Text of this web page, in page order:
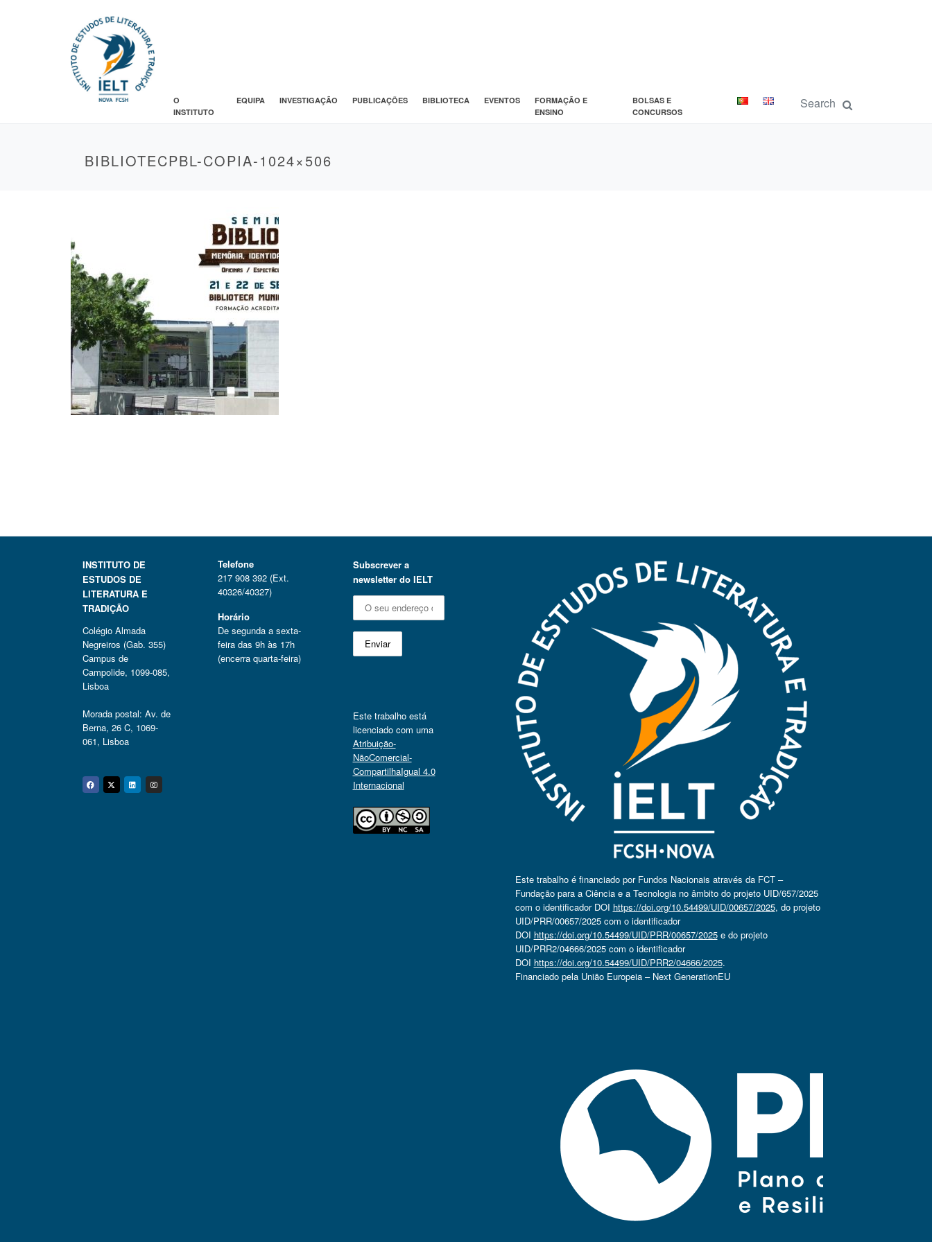
O
INSTITUTO
EQUIPA INVESTIGAÇÃO PUBLICAÇÕES BIBLIOTECA EVENTOS
FORMAÇÃO E
ENSINO
BOLSAS E
CONCURSOS
BIBLIOTECPBL-COPIA-1024×506
INSTITUTO DE
ESTUDOS DE
LITERATURA E
TRADIÇÃO
Colégio Almada
Negreiros (Gab. 355)
Campus de
Campolide, 1099-085,
Lisboa
Morada postal: Av. de
Berna, 26 C, 1069-
061, Lisboa
Facebook
Twitter
Linkedin
Instagram
Telefone
217 908 392 (Ext.
40326/40327)
Horário
De segunda a sexta-
feira das 9h às 17h
(encerra quarta-feira)
Subscrever a
newsletter do IELT
Este trabalho está
licenciado com uma
Atribuição-
NãoComercial-
CompartilhaIgual 4.0
Internacional
Este trabalho é financiado por Fundos Nacionais através da FCT –
Fundação para a Ciência e a Tecnologia no âmbito do projeto UID/657/2025
com o identificador DOI https://doi.org/10.54499/UID/00657/2025, do projeto
UID/PRR/00657/2025 com o identificador
DOI https://doi.org/10.54499/UID/PRR/00657/2025e do projeto
UID/PRR2/04666/2025 com o identificador
DOI https://doi.org/10.54499/UID/PRR2/04666/2025.
Financiado pela União Europeia – Next GenerationEU